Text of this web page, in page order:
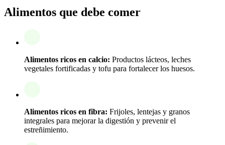
Alimentos que debe comer
Alimentos ricos en calcio: Productos lácteos, leches
vegetales fortificadas y tofu para fortalecer los huesos.
Alimentos ricos en fibra: Frijoles, lentejas y granos
integrales para mejorar la digestión y prevenir el
estreñimiento.